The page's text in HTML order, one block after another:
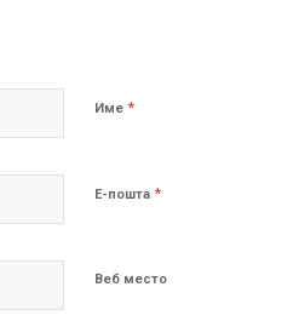
Име *
Е-пошта *
Веб место